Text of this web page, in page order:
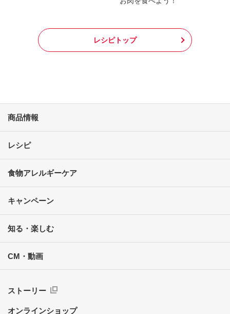
レシピトップ
商品情報
レシピ
食物アレルギーケア
キャンペーン
知る・楽しむ
CM・動画
ストーリー
オンラインショップ